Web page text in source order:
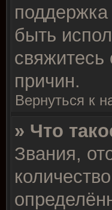
поддержка
быть
причин.
Вернуться к
» Что
Звания,